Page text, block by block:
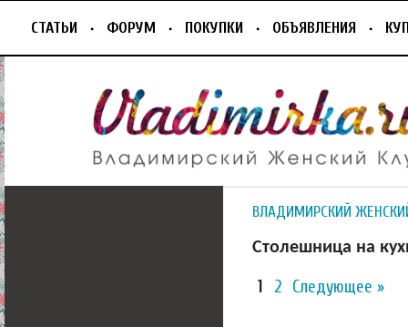
СТАТЬИ ФОРУМ ПОКУПКИ ОБЪЯВЛЕНИЯ
ВЛАДИМИРСКИЙ
Столешница на
1 2 Следующее »